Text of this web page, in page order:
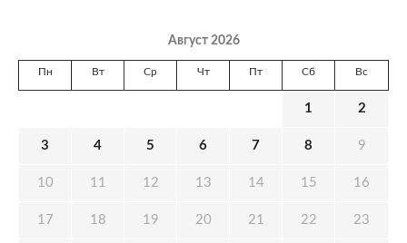
Август 2026
Пн Вт Ср Чт Пт Сб Вс
1 2
3 4 5 6 7 8 9
10 11 12 13 14 15 16
17 18 19 20 21 22 23